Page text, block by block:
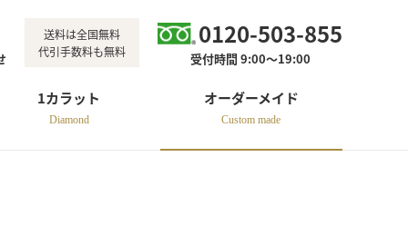
送料は全国無料
代引手数料も無料
0120-503-855
受付時間 9:00～19:00
1カラット
Diamond
オーダーメイド
Custom made